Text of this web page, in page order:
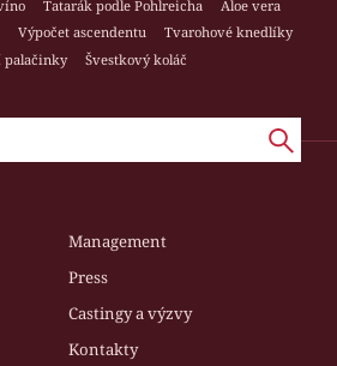
Tatarák podle Pohlreicha
Aloe vera
Výpočet ascendentu
Tvarohové knedlíky
palačinky
Švestkový koláč
Management
Press
Castingy a výzvy
Kontakty